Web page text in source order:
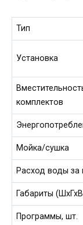
Тип
Установка
комплектов
Мойка/сушка
Расход воды за
Габариты
Программы, шт.